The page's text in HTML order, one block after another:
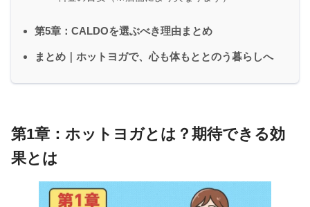
第5章：CALDOを選ぶべき理由まとめ
まとめ｜ホットヨガで、心も体もととのう暮らしへ
第1章：ホットヨガとは？期待できる効
果とは